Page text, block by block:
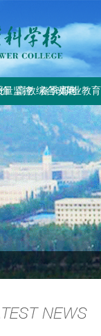
信息
规定
计划
查询
量监控
工作动态
规章制度
高教综合改革
教育部与省教
改革工作推
春季高考
上级文件
通知公告
成绩查询
职业教